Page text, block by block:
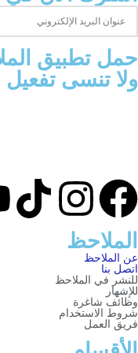
‫حمل تطبيق
ولا تنسى
الملاحظ
عن الملاحظ
اتصل بنا
للنشر في الملاحظ
للإشهار
وظائف شاغرة
شروط الاستخدام
فريق العمل